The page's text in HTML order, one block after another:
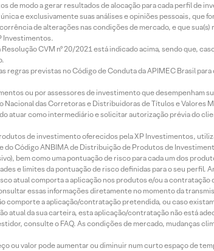
de modo a gerar resultados de alocação para cada perfil de
e exclusivamente suas análises e opiniões pessoais, que
de alterações nas condições de mercado, e que
Investimentos.
CVM nº 20/2021 está indicado acima, sendo que,
previstas no Código de Conduta da APIMEC Brasil
ou por assessores de investimento que desempenham
das Corretoras e Distribuidoras de Títulos e Valores
como intermediário e solicitar autorização prévia do
de investimento oferecidos pela XP Investimentos,
do Código ANBIMA de Distribuição de Produtos de
bem como uma pontuação de risco para cada um dos
e limites da pontuação de risco definidas para o seu perfil.
atual comporta a aplicação nos produtos e/ou a contratação
essas informações diretamente no momento da
comporte a aplicação/contratação pretendida, ou caso
atual da sua carteira, esta aplicação/contratação não está
consulte o FAQ. As condições de mercado, mudanças
ou valor pode aumentar ou diminuir num curto espaço de